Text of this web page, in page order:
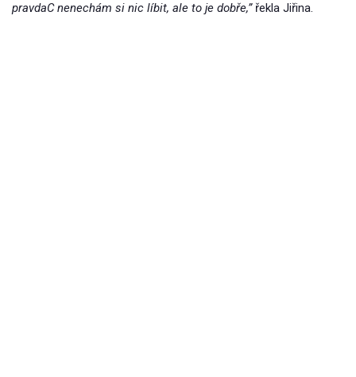
pravdaC nenechám si nic líbit, ale to je dobře,”řekla Jiřina.